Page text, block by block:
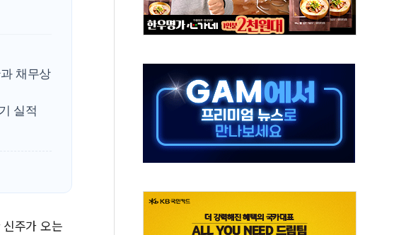
나...경북동해안권 8~9일 최대 100mm 호우
탄, '공동방위협정' 체결… 수니파 국가들의 새 안보 협력 구도
만원…써밋 클라비온 59㎡ 18억원대
돌…반복되는 국토부-서울시 '정책 엇박자'
채무상
실적
주가 오는